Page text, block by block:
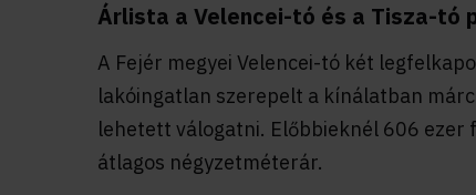
Árlista a Velencei-tó és a Tisza-tó
A Fejér megyei Velencei-tó két
lakóingatlan szerepelt a kínálatban
lehetett válogatni. Előbbieknél 606
átlagos négyzetméterár.